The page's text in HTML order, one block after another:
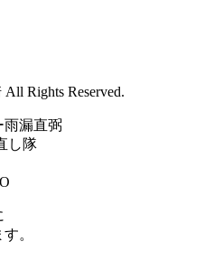
Rights Reserved.
し隊
。